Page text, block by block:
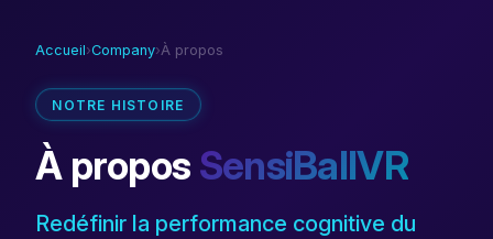
Accueil›Company›À propos
NOTRE HISTOIRE
À propos SensiBallVR
Redéfinir la performance cognitive du